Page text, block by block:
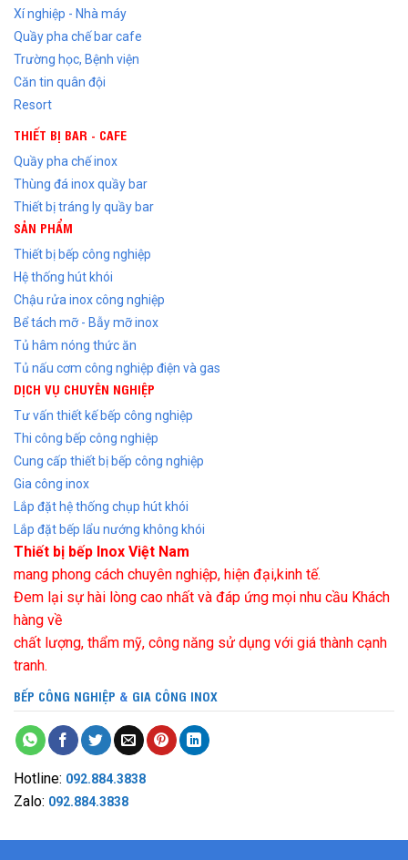
Xí nghiệp - Nhà máy
Quầy pha chế bar cafe
Trường học, Bệnh viện
Căn tin quân đội
Resort
THIẾT BỊ BAR - CAFE
Quầy pha chế inox
Thùng đá inox quầy bar
Thiết bị tráng ly quầy bar
SẢN PHẨM
Thiết bị bếp công nghiệp
Hệ thống hút khói
Chậu rửa inox công nghiệp
Bể tách mỡ - Bẫy mỡ inox
Tủ hâm nóng thức ăn
Tủ nấu cơm công nghiệp điện và gas
DỊCH VỤ CHUYÊN NGHIỆP
Tư vấn thiết kế bếp công nghiệp
Thi công bếp công nghiệp
Cung cấp thiết bị bếp công nghiệp
Gia công inox
Lắp đặt hệ thống chụp hút khói
Lắp đặt bếp lẩu nướng không khói
Thiết bị bếp Inox Việt Nam
mang phong cách chuyên nghiệp, hiện đại,kinh tế.
Đem lại sự hài lòng cao nhất và đáp ứng mọi nhu cầu Khách
hàng về
chất lượng, thẩm mỹ, công năng sử dụng với giá thành cạnh
tranh.
BẾP CÔNG NGHIỆP & GIA CÔNG INOX
Hotline: 092.884.3838
Zalo: 092.884.3838